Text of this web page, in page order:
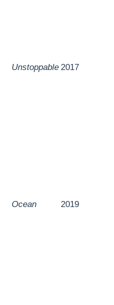
Unstoppable 2017
Ocean 2019